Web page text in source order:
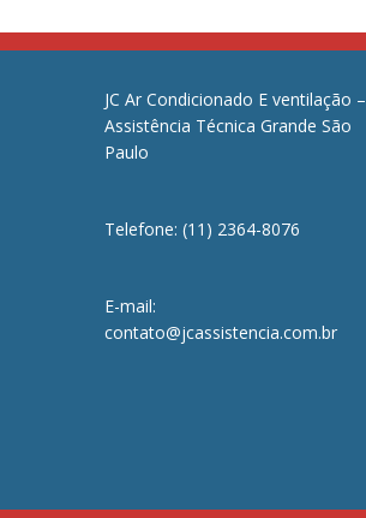
JC Ar Condicionado E ventilação –
Assistência Técnica Grande São
Paulo
Telefone: (11) 2364-8076
E-mail:
contato@jcassistencia.com.br